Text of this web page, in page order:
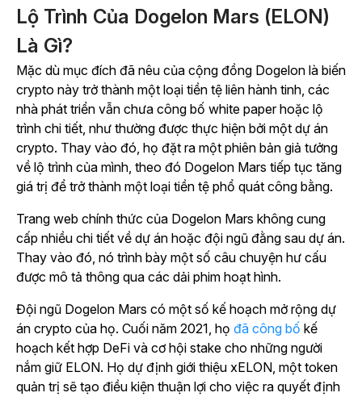
Lộ Trình Của Dogelon Mars (ELON)
Là Gì?
Mặc dù mục đích đã nêu của cộng đồng Dogelon là biến
crypto này trở thành một loại tiền tệ liên hành tinh, các
nhà phát triển vẫn chưa công bố white paper hoặc lộ
trình chi tiết, như thường được thực hiện bởi một dự án
crypto. Thay vào đó, họ đặt ra một phiên bản giả tưởng
về lộ trình của mình, theo đó Dogelon Mars tiếp tục tăng
giá trị để trở thành một loại tiền tệ phổ quát công bằng.
Trang web chính thức của Dogelon Mars không cung
cấp nhiều chi tiết về dự án hoặc đội ngũ đằng sau dự án.
Thay vào đó, nó trình bày một số câu chuyện hư cấu
được mô tả thông qua các dải phim hoạt hình.
Đội ngũ Dogelon Mars có một số kế hoạch mở rộng dự
án crypto của họ. Cuối năm 2021, họ đã công bố kế
hoạch kết hợp DeFi và cơ hội stake cho những người
nắm giữ ELON. Họ dự định giới thiệu xELON, một token
quản trị sẽ tạo điều kiện thuận lợi cho việc ra quyết định